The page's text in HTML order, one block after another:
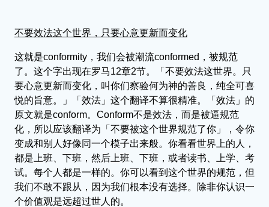
不要效法这个世界，只要心意更新而变化
这就是conformity，我们会被潮流conformed，被规范
了。这个字出现在罗马12章2节。「不要效法这世界。只
要心意更新而变化，叫你们察验何为神的善良，纯全可喜
悦的旨意。」「效法」这个翻译不算很精准。「效法」的
原文就是conform。Conform不是效法，而是被逼规范
化，所以应该翻译为「不要被这个世界规范了你」，令你
变成和别人好像同一个模子出来般。你看看世界上的人，
都是上班、下班，然后上班、下班，或者读书、上学、考
试。每个人都是一样的。你可以看到这个世界的规范，但
我们不敢不跟从，因为我们根本没有选择。除非你认识一
个价值观是远超过世人的。